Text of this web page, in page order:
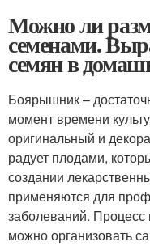
Можно ли
семенами.
семян в
Боярышник –
момент времени
оригинальный и
радует плодами,
создании
применяются для
заболеваний.
можно организовать